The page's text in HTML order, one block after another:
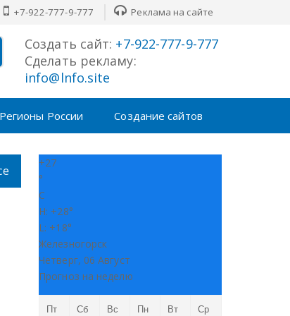
+7-922-777-9-777 Реклама на сайте
Создать сайт: +7-922-777-9-777
Сделать рекламу:
info@lnfo.site
Регионы России Создание сайтов
+27
°
C
H: +28°
L: +18°
Железногорск
Четверг, 06 Август
Прогноз на неделю
Пт Сб Вс Пн Вт Ср